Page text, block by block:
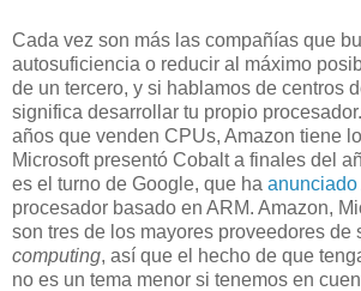
Cada vez son más las compañías que
autosuficiencia o reducir al máximo
de un tercero, y si hablamos de centros
significa desarrollar tu propio
años que venden CPUs, Amazon tiene
Microsoft presentó Cobalt a finales del
es el turno de Google, que ha anunciado
procesador basado en ARM. Amazon,
son tres de los mayores proveedores de
computing, así que el hecho de que
no es un tema menor si tenemos en